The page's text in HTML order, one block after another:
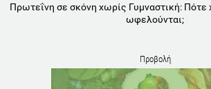
Πρωτεΐνη σε σκόνη χωρίς Γυμναστική: Πότε
ωφελούνται;
Προβολή